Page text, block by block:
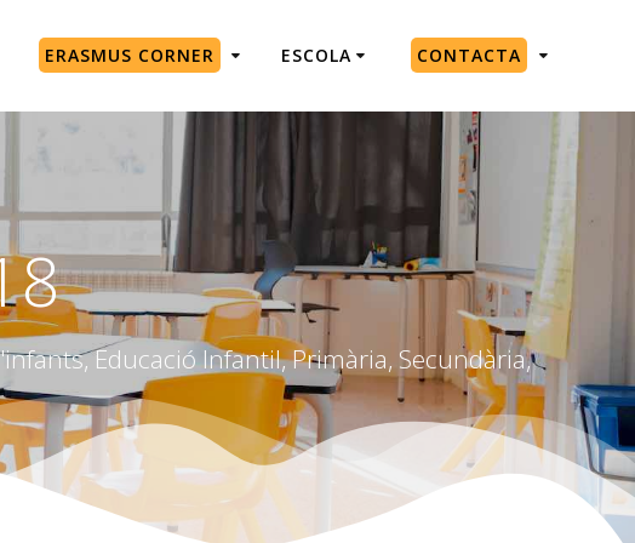
ERASMUS CORNER ESCOLA CONTACTA
Educació Infantil, Primària, Secundària,